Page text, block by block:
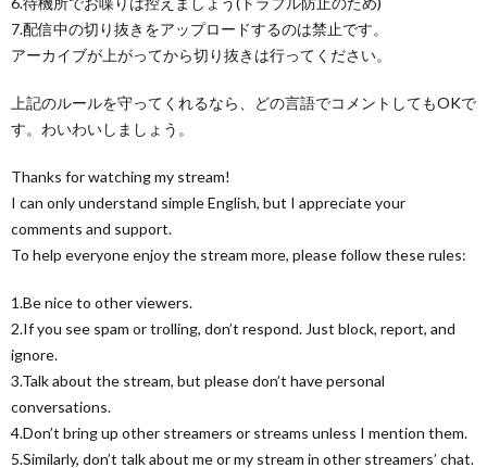
7.配信中の切り抜きをアップロードするのは禁止です。
アーカイブが上がってから切り抜きは行ってください。
上記のルールを守ってくれるなら、どの言語でコメントしてもOKで
す。わいわいしましょう。
Thanks for watching my stream!
I can only understand simple English, but I appreciate your
comments and support.
To help everyone enjoy the stream more, please follow these rules:
1.Be nice to other viewers.
2.If you see spam or trolling, don’t respond. Just block, report, and
ignore.
3.Talk about the stream, but please don’t have personal
conversations.
4.Don’t bring up other streamers or streams unless I mention them.
5.Similarly, don’t talk about me or my stream in other streamers’ chat.